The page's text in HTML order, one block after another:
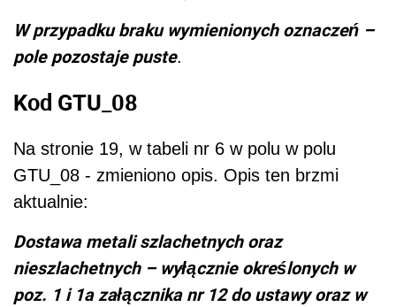
W przypadku braku wymienionych oznaczeń –
pole pozostaje puste.
Kod GTU_08
Na stronie 19, w tabeli nr 6 w polu w polu
GTU_08 - zmieniono opis. Opis ten brzmi
aktualnie:
Dostawa metali szlachetnych oraz
nieszlachetnych – wyłącznie określonych w
poz. 1 i 1a załącznika nr 12 do ustawy oraz w